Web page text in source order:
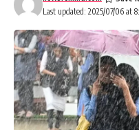
Last updated: 2025/07/06 at